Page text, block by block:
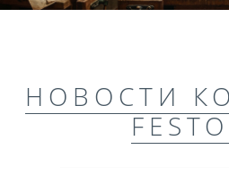
НОВОСТИ